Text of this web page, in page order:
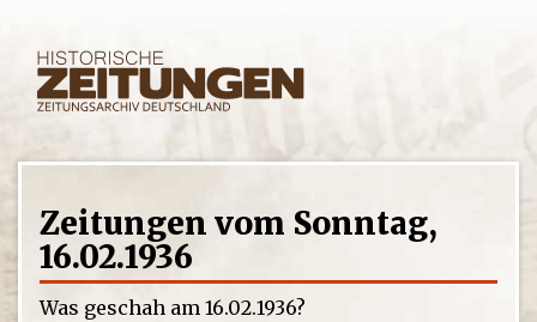
Zeitungen vom Sonntag,
16.02.1936
Was geschah am 16.02.1936?